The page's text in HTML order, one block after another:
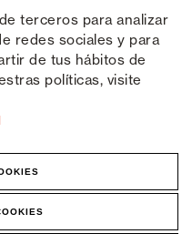
terceros para analizar
redes sociales y para
de tus hábitos de
políticas, visite
riservatezza Avviso legale Cookies